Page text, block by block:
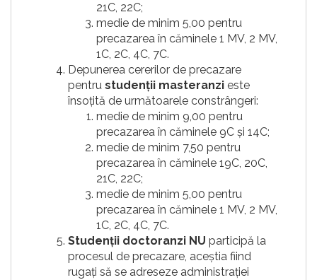
21C, 22C;
medie de minim 5,00 pentru
precazarea în căminele 1 MV, 2 MV,
1C, 2C, 4C, 7C.
Depunerea cererilor de precazare
pentru studenții masteranzi este
însoțită de următoarele constrângeri:
medie de minim 9,00 pentru
precazarea în căminele 9C și 14C;
medie de minim 7,50 pentru
precazarea în căminele 19C, 20C,
21C, 22C;
medie de minim 5,00 pentru
precazarea în căminele 1 MV, 2 MV,
1C, 2C, 4C, 7C.
Studenții doctoranzi NU participă la
procesul de precazare, aceștia fiind
rugați să se adreseze administrației